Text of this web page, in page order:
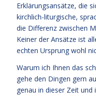
Erklärungsansätze, die
kirchlich-liturgische,
die Differenz zwischen
Keiner der Ansätze ist
echten Ursprung wohl
Warum ich Ihnen das
gehe den Dingen gern
genau in dieser Zeit